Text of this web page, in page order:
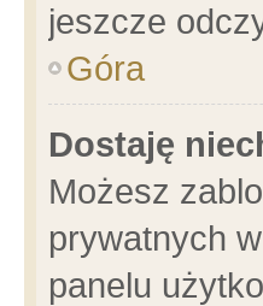
jeszcze
Góra
Dostaję
Możesz
prywatnych
panelu